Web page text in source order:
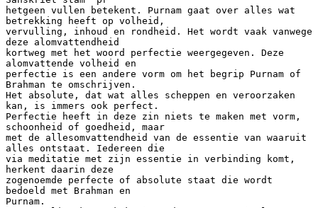
hetgeen vullen betekent. Purnam gaat over alles wat
betrekking heeft op volheid,
vervulling, inhoud en rondheid. Het wordt vaak vanwege
deze alomvattendheid
kortweg met het woord perfectie weergegeven. Deze
alomvattende volheid en
perfectie is een andere vorm om het begrip Purnam of
Brahman te omschrijven.
Het absolute, dat wat alles scheppen en veroorzaken
kan, is immers ook perfect.
Perfectie heeft in deze zin niets te maken met vorm,
schoonheid of goedheid, maar
met de allesomvattendheid van de essentie van waaruit
alles ontstaat. Iedereen die
via meditatie met zijn essentie in verbinding komt,
herkent daarin deze
zogenoemde perfecte of absolute staat die wordt
bedoeld met Brahman en
Purnam.